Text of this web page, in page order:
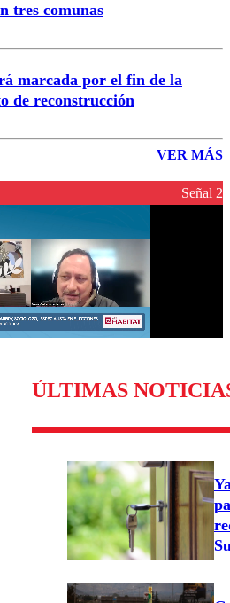
tres comunas
marcada por el fin de la
de reconstrucción
VER MÁS
Señal 2
ÚLTIMAS